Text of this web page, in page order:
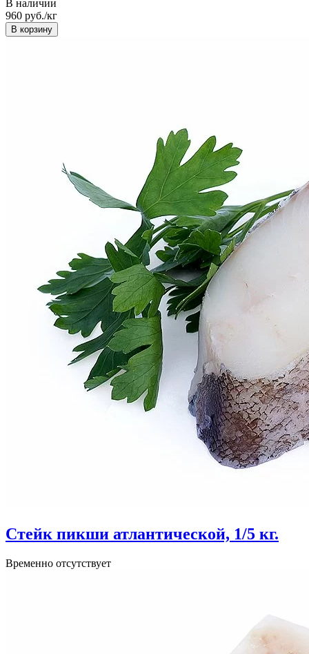
В наличии
960 руб./кг
Стейк пикши атлантической, 1/5 кг.
Временно отсутствует